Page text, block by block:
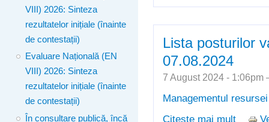
VIII) 2026: Sinteza
rezultatelor inițiale (înainte
de contestații)
Evaluare Națională (EN
VIII) 2026: Sinteza
rezultatelor inițiale (înainte
de contestații)
În consultare publică, încă
Lista posturilor
07.08.2024
7 August 2024 -
Managementul
Citește mai mult